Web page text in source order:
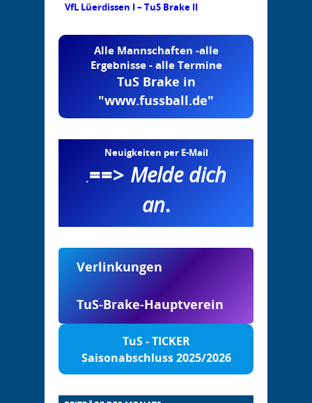
VfL Lüerdissen I – TuS Brake II
Alle Mannschaften -alle
Ergebnisse - alle Termine
TuS Brake in
"www.fussball.de"
Neuigkeiten per E-Mail
.==> Melde dich
an.
Verlinkungen
TuS-Brake-Hauptverein
TuS - TICKER
Saisonabschluss 2025/2026